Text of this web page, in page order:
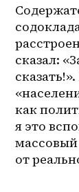
сказал:
как
я это
от